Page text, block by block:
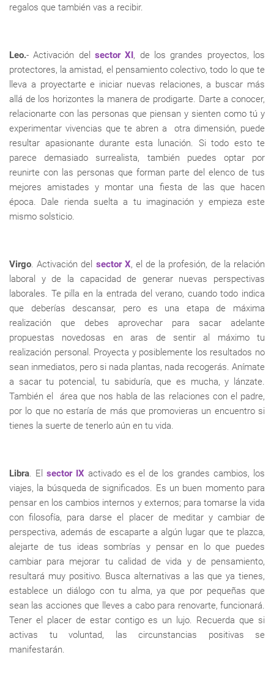
regalos que también vas a recibir.
Leo.- Activación del sector XI, de los grandes proyectos, los
protectores, la amistad, el pensamiento colectivo, todo lo que te
lleva a proyectarte e iniciar nuevas relaciones, a buscar más
allá de los horizontes la manera de prodigarte. Darte a conocer,
relacionarte con las personas que piensan y sienten como tú y
experimentar vivencias que te abren a otra dimensión, puede
resultar apasionante durante esta lunación. Si todo esto te
parece demasiado surrealista, también puedes optar por
reunirte con las personas que forman parte del elenco de tus
mejores amistades y montar una fiesta de las que hacen
época. Dale rienda suelta a tu imaginación y empieza este
mismo solsticio.
Virgo . Activación del sector X, el de la profesión, de la relación
laboral y de la capacidad de generar nuevas perspectivas
laborales. Te pilla en la entrada del verano, cuando todo indica
que deberías descansar, pero es una etapa de máxima
realización que debes aprovechar para sacar adelante
propuestas novedosas en aras de sentir al máximo tu
realización personal. Proyecta y posiblemente los resultados no
sean inmediatos, pero si nada plantas, nada recogerás. Anímate
a sacar tu potencial, tu sabiduría, que es mucha, y lánzate.
También el área que nos habla de las relaciones con el padre,
por lo que no estaría de más que promovieras un encuentro si
tienes la suerte de tenerlo aún en tu vida.
Libra . El sector IX activado es el de los grandes cambios, los
viajes, la búsqueda de significados. Es un buen momento para
pensar en los cambios internos y externos; para tomarse la vida
con filosofía, para darse el placer de meditar y cambiar de
perspectiva, además de escaparte a algún lugar que te plazca,
alejarte de tus ideas sombrías y pensar en lo que puedes
cambiar para mejorar tu calidad de vida y de pensamiento,
resultará muy positivo. Busca alternativas a las que ya tienes,
establece un diálogo con tu alma, ya que por pequeñas que
sean las acciones que lleves a cabo para renovarte, funcionará.
Tener el placer de estar contigo es un lujo. Recuerda que si
activas tu voluntad, las circunstancias positivas se
manifestarán.